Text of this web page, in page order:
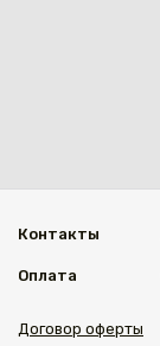
Контакты
Оплата
Договор оферты